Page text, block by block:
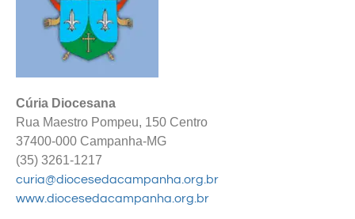
Cúria Diocesana
Rua Maestro Pompeu, 150 Centro
37400-000 Campanha-MG
(35) 3261-1217
curia@diocesedacampanha.org.br
www.diocesedacampanha.org.br